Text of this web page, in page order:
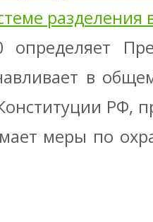
разделения
определяет
в
РФ,
меры по